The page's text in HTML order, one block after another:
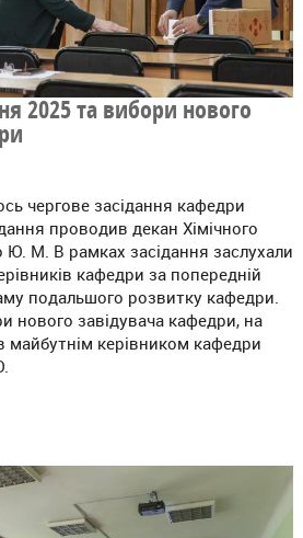
2025 та вибори нового
чергове засідання кафедри
проводив декан Хімічного
Ю. М. В рамках засідання заслухали
кафедри за попередній
подальшого розвитку кафедри.
нового завідувача кафедри, на
майбутнім керівником кафедри